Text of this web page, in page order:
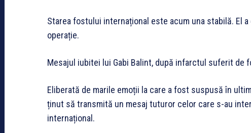
Starea fostului internațional este acum una stabilă. El
operație.
Mesajul iubitei lui Gabi Balint, după infarctul suferit de
Eliberată de marile emoții la care a fost suspusă în
ținut să transmită un mesaj tuturor celor care s-au
internațional.